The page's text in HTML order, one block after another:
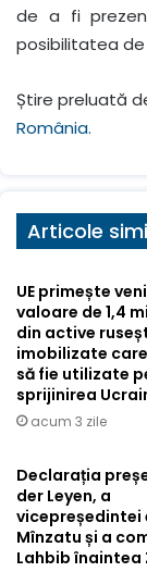
de a fi
posibilitatea de
Știre preluată
România.
Articole
UE primește
valoare de 1,4
din active
imobilizate
să fie utilizate
sprijinirea
acum 3 zile
Declarația
der Leyen, a
vicepreședintei
Mînzatu și a
Lahbib înaintea